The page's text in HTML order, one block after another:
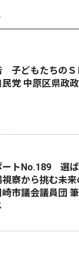
子どもたちのＳ
党 中原区県政
ートNo.189 選
視察から挑む未
崎市議会議員団